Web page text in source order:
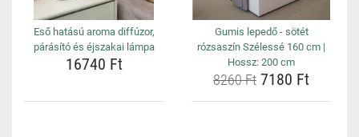
Eső hatású aroma diffúzor,
párásító és éjszakai lámpa
16740 Ft
Gumis lepedő - sötét
rózsaszín Szélessé 160 cm |
Hossz: 200 cm
8260 Ft 7180 Ft